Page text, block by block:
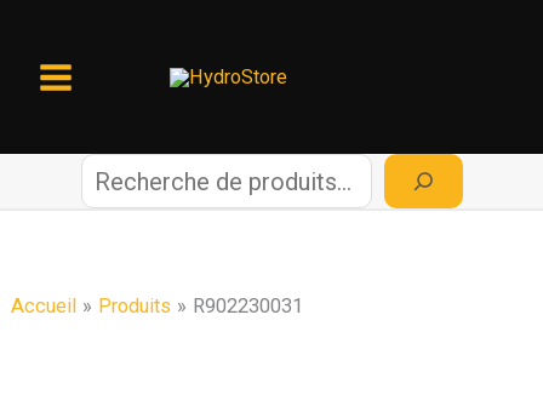
contenu
c
Accueil Produits R902230031